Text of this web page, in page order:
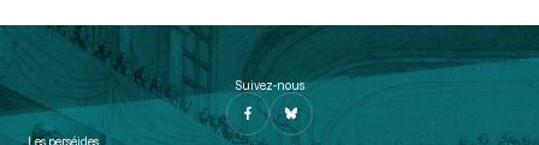
Suivez-nous
Les perséides